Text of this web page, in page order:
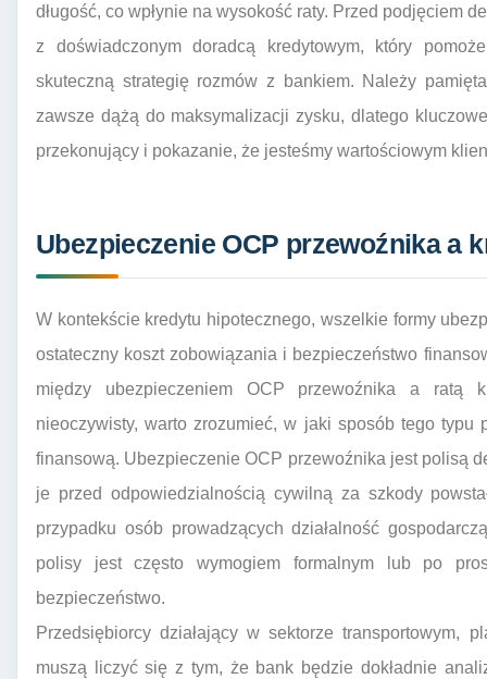
długość, co wpłynie na wysokość raty. Przed podjęciem
z doświadczonym doradcą kredytowym, który
skuteczną strategię rozmów z bankiem. Należy
zawsze dążą do maksymalizacji zysku, dlatego
przekonujący i pokazanie, że jesteśmy wartościowym
Ubezpieczenie OCP przewoźnika a
W kontekście kredytu hipotecznego, wszelkie formy
ostateczny koszt zobowiązania i bezpieczeństwo
między ubezpieczeniem OCP przewoźnika a ratą
nieoczywisty, warto zrozumieć, w jaki sposób tego typu
finansową. Ubezpieczenie OCP przewoźnika jest polisą
je przed odpowiedzialnością cywilną za szkody
przypadku osób prowadzących działalność
polisy jest często wymogiem formalnym lub po
bezpieczeństwo.
Przedsiębiorcy działający w sektorze transportowym,
muszą liczyć się z tym, że bank będzie dokładnie